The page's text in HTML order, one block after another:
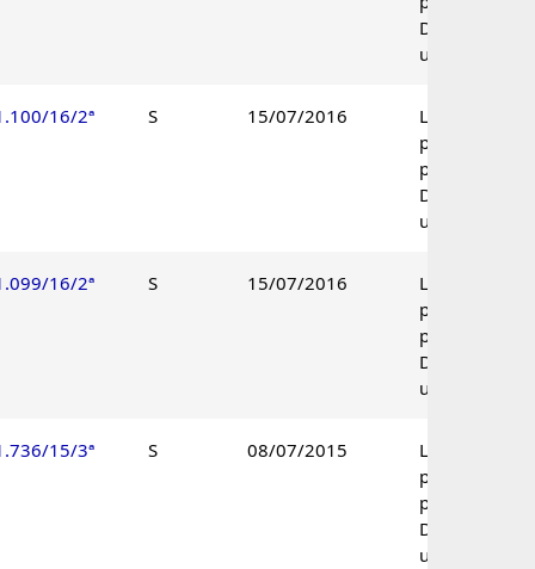
Decisão
unânime.
16/2ª S 15/07/2016
Lançamento
parcialmente
procedente.
Decisão
unânime.
16/2ª S 15/07/2016
Lançamento
parcialmente
procedente.
Decisão
unânime.
15/3ª S 08/07/2015
Lançamento
parcialmente
procedente.
Decisão
unânime.